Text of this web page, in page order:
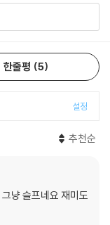
한줄평 5
설정
추천순
냥 슬프네요 재미도